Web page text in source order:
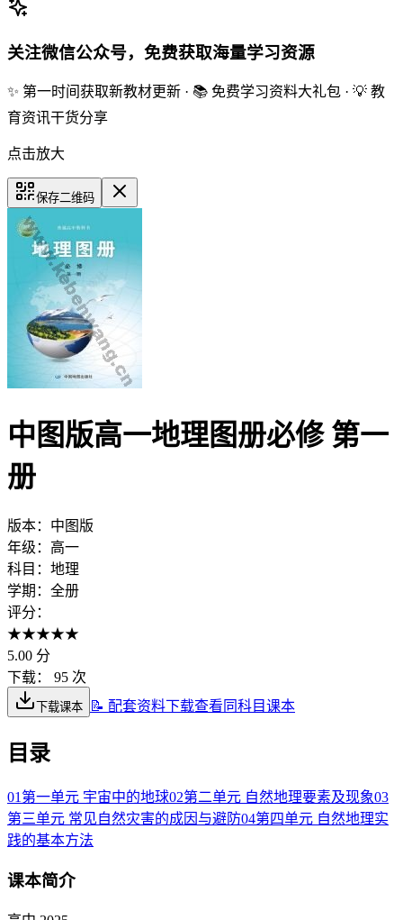
关注微信公众号，免费获取海量学习资源
✨ 第一时间获取新教材更新 · 📚 免费学习资料大礼包 · 💡 教
育资讯干货分享
点击放大
保存二维码
中图版高一地理图册必修 第一
册
版本： 中图版
年级： 高一
科目： 地理
学期： 全册
评分：
★★★★★
5.00 分
下载：
95 次
下载课本 📝 配套资料下载查看同科目课本
目录
01 第一单元 宇宙中的地球02第二单元 自然地理要素及现象03
第三单元 常见自然灾害的成因与避防04第四单元 自然地理实
践的基本方法
课本简介